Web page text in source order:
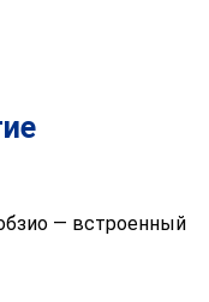
— встроенный